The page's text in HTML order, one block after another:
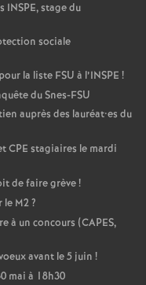
INSPE, stage du
sociale
la liste FSU à l’INSPE !
du Snes-FSU
auprès des lauréat•es du
CPE stagiaires le mardi
de faire grève!
le M2?
à un concours (CAPES,
avant le 5 juin !
mai à 18h30